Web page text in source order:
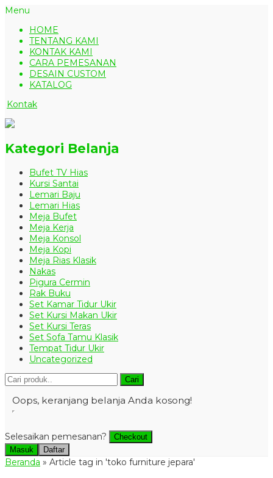
Menu
HOME
TENTANG KAMI
KONTAK KAMI
CARA PEMESANAN
DESAIN CUSTOM
KATALOG
Kontak
Kategori Belanja
Bufet TV Hias
Kursi Santai
Lemari Baju
Lemari Hias
Meja Bufet
Meja Kerja
Meja Konsol
Meja Kopi
Meja Rias Klasik
Nakas
Pigura Cermin
Rak Buku
Set Kamar Tidur Ukir
Set Kursi Makan Ukir
Set Kursi Teras
Set Sofa Tamu Klasik
Tempat Tidur Ukir
Uncategorized
Cari
Oops, keranjang belanja Anda kosong!
Selesaikan pemesanan?
Checkout
Masuk
Daftar
Beranda » Article tag in 'toko furniture jepara'